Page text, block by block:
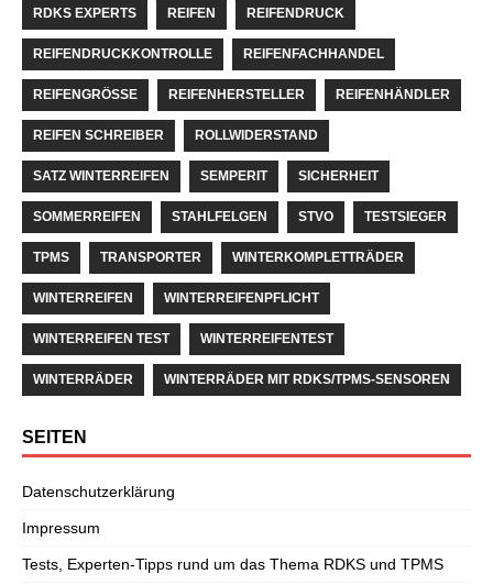
RDKS EXPERTS REIFEN REIFENDRUCK
REIFENDRUCKKONTROLLE REIFENFACHHANDEL
REIFENGRÖSSE REIFENHERSTELLER REIFENHÄNDLER
REIFEN SCHREIBER ROLLWIDERSTAND
SATZ WINTERREIFEN SEMPERIT SICHERHEIT
SOMMERREIFEN STAHLFELGEN STVO TESTSIEGER
TPMS TRANSPORTER WINTERKOMPLETTRÄDER
WINTERREIFEN WINTERREIFENPFLICHT
WINTERREIFEN TEST WINTERREIFENTEST
WINTERRÄDER WINTERRÄDER MIT RDKS/TPMS-SENSOREN
SEITEN
Datenschutzerklärung
Impressum
Tests, Experten-Tipps rund um das Thema RDKS und TPMS